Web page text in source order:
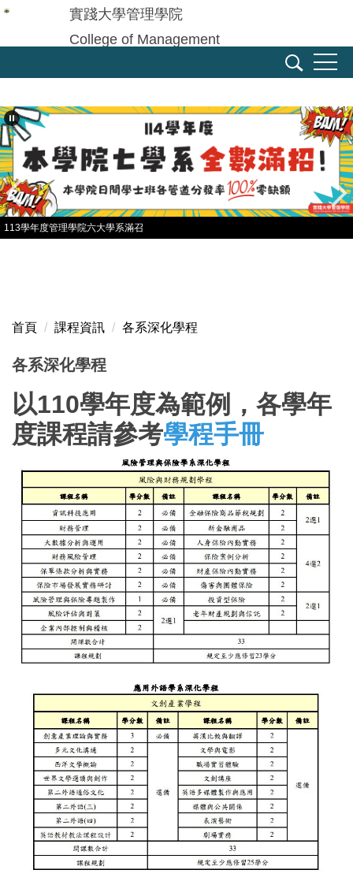
跳
主
容
區
實踐大學管理學院
College of Management
113學年度管理學院六大學系滿召
首頁 課程資訊 各系深化學程
各系深化學程
以110學年度為範例，各學年
度課程請參考學程手冊